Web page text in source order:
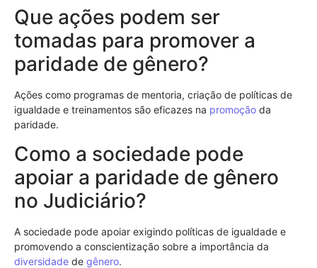
Que ações podem ser
tomadas para promover a
paridade de gênero?
Ações como programas de mentoria, criação de políticas de
igualdade e treinamentos são eficazes na promoção da
paridade.
Como a sociedade pode
apoiar a paridade de gênero
no Judiciário?
A sociedade pode apoiar exigindo políticas de igualdade e
promovendo a conscientização sobre a importância da
diversidade de gênero.